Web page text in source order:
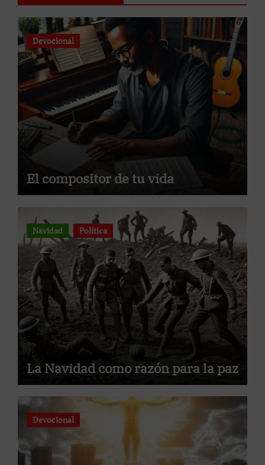
Devocional
El compositor de tu vida
Navidad Política
La Navidad como razón para la paz
Devocional